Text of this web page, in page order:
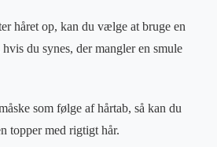
håret op, kan du vælge at bruge en
hvis du synes, der mangler en smule
som følge af hårtab, så kan du
topper med rigtigt hår.